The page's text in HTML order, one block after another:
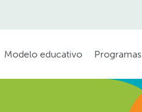
Modelo educativo Programas